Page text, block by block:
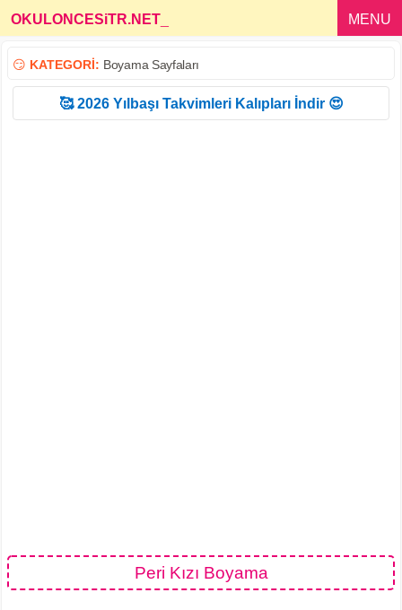
OKULONCESiTR.NET MENU
😏 KATEGORİ: Boyama Sayfaları
🥰 2026 Yılbaşı Takvimleri Kalıpları İndir 😍
Peri Kızı Boyama